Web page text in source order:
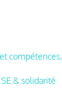
compétences,
& solidarité